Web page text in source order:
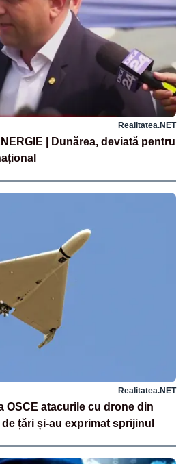
Realitatea.NET
| Dunărea, deviată pentru
Realitatea.NET
OSCE atacurile cu drone din
țări și-au exprimat sprijinul